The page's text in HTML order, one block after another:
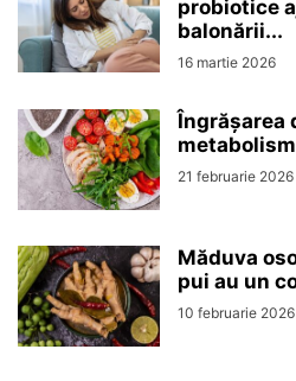
probiotice
balonării...
16 martie 2026
Îngrășarea
21 februarie 2026
Măduva
pui au un
10 februarie 2026